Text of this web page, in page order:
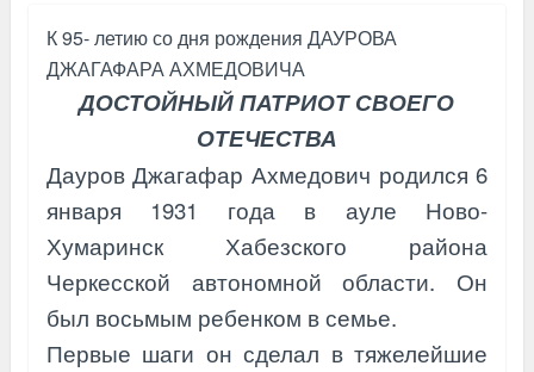
К 95- летию со дня рождения ДАУРОВА
ДЖАГАФАРА АХМЕДОВИЧА
ДОСТОЙНЫЙ ПАТРИОТ СВОЕГО
ОТЕЧЕСТВА
Дауров Джагафар Ахмедович родился 6
января 1931 года в ауле Ново-
Хумаринск Хабезского района
Черкесской автономной области. Он
был восьмым ребенком в семье.
Первые шаги он сделал в тяжелейшие